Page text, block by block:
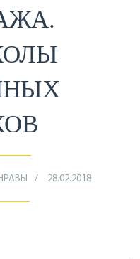
28.02.2018